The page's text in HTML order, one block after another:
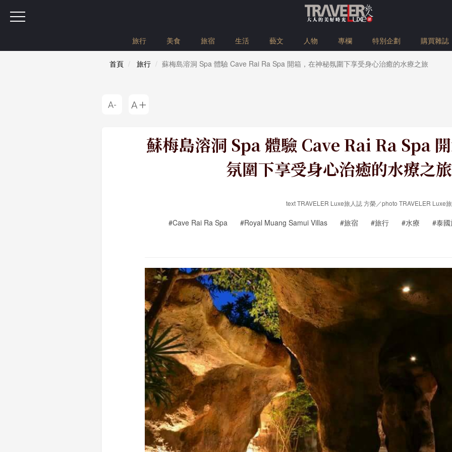
旅行 美食 旅宿 生活 藝文 人物 專欄 特別企劃 購買雜誌
首頁 旅行 蘇梅島溶洞 Spa 體驗 Cave Rai Ra Spa 開箱，在神秘氛圍下享受身心治癒的水療之旅
蘇梅島溶洞 Spa 體驗 Cave Rai Ra Spa
氛圍下享受身心治癒的水療之旅
text TRAVELER Luxe旅人誌 方榮／photo TRAVELER Luxe
#Cave Rai Ra Spa #Royal Muang Samui Villas #旅宿 #旅行 #水療 #泰